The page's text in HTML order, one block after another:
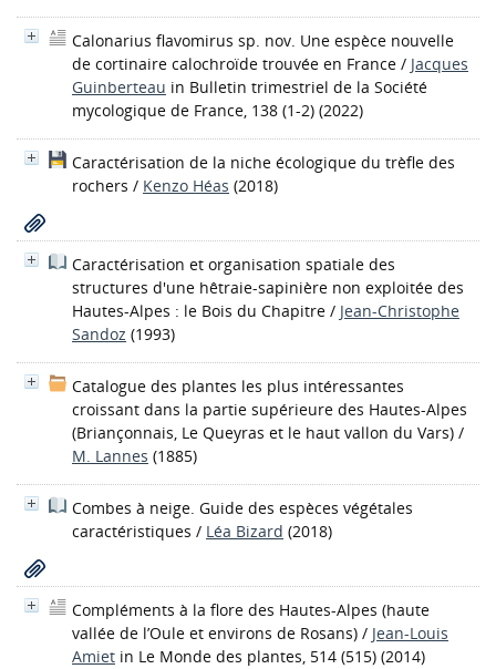
Calonarius flavomirus sp. nov. Une espèce nouvelle
de cortinaire calochroïde trouvée en France / Jacques
Guinberteau in Bulletin trimestriel de la Société
mycologique de France, 138 (1-2) (2022)
Caractérisation de la niche écologique du trèfle des
rochers / Kenzo Héas (2018)
Caractérisation et organisation spatiale des
structures d'une hêtraie-sapinière non exploitée des
Hautes-Alpes : le Bois du Chapitre / Jean-Christophe
Sandoz (1993)
Catalogue des plantes les plus intéressantes
croissant dans la partie supérieure des Hautes-Alpes
(Briançonnais, Le Queyras et le haut vallon du Vars) /
M. Lannes (1885)
Combes à neige. Guide des espèces végétales
caractéristiques / Léa Bizard (2018)
Compléments à la flore des Hautes-Alpes (haute
vallée de l’Oule et environs de Rosans) / Jean-Louis
Amiet in Le Monde des plantes, 514 (515) (2014)